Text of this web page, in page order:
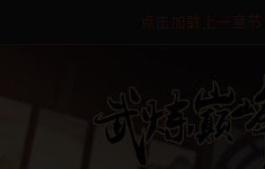
点击加载上一章节